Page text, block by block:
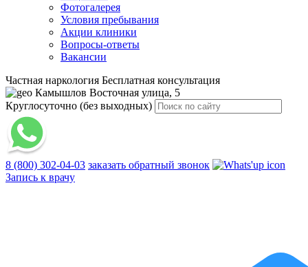
Фотогалерея
Условия пребывания
Акции клиники
Вопросы-ответы
Вакансии
Частная наркология Бесплатная консультация
Камышлов Восточная улица, 5
Круглосуточно (без выходных)
8 (800) 302-04-03 заказать обратный звонок
Запись к врачу